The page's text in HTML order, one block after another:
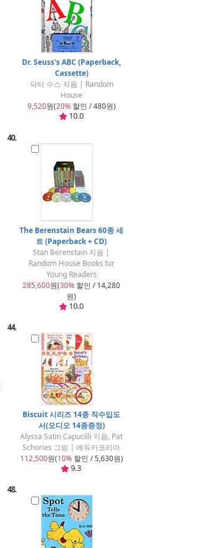
Dr. Seuss's ABC (Paperback,
Cassette)
닥터 수스 지음 | Random
House
9,520원(20%할인 / 480원)
10.0
40.
The Berenstain Bears 60종 세
트 (Paperback + CD)
Stan Berenstain 지음 |
Random House Books for
Young Readers
285,600원(30% 할인 / 14,280
원)
10.0
44.
Biscuit 시리즈 14종 직수입도
서(오디오 14종증정)
Alyssa Satin Capucilli 지음, Pat
Schories 그림 | 에듀카코리아
112,500원(10%할인 / 5,630원)
9.3
48.